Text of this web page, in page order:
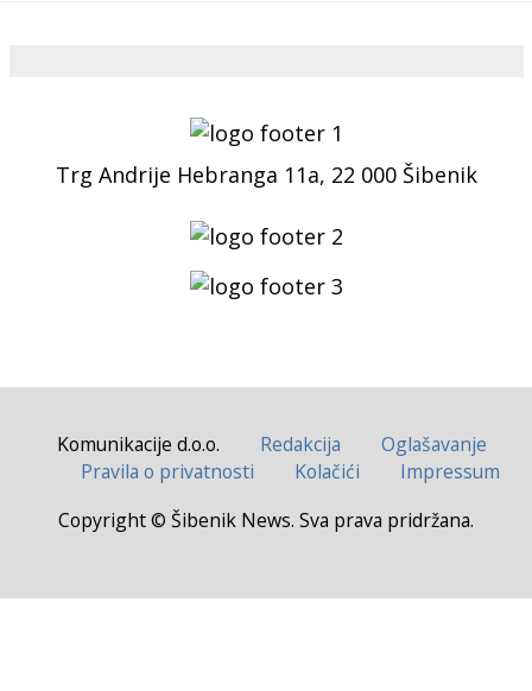
Trg Andrije Hebranga 11a, 22 000 Šibenik
Komunikacije d.o.o. Redakcija
Oglašavanje
Pravila o privatnosti
Kolačići
Impressum
Copyright © Šibenik News. Sva prava pridržana.